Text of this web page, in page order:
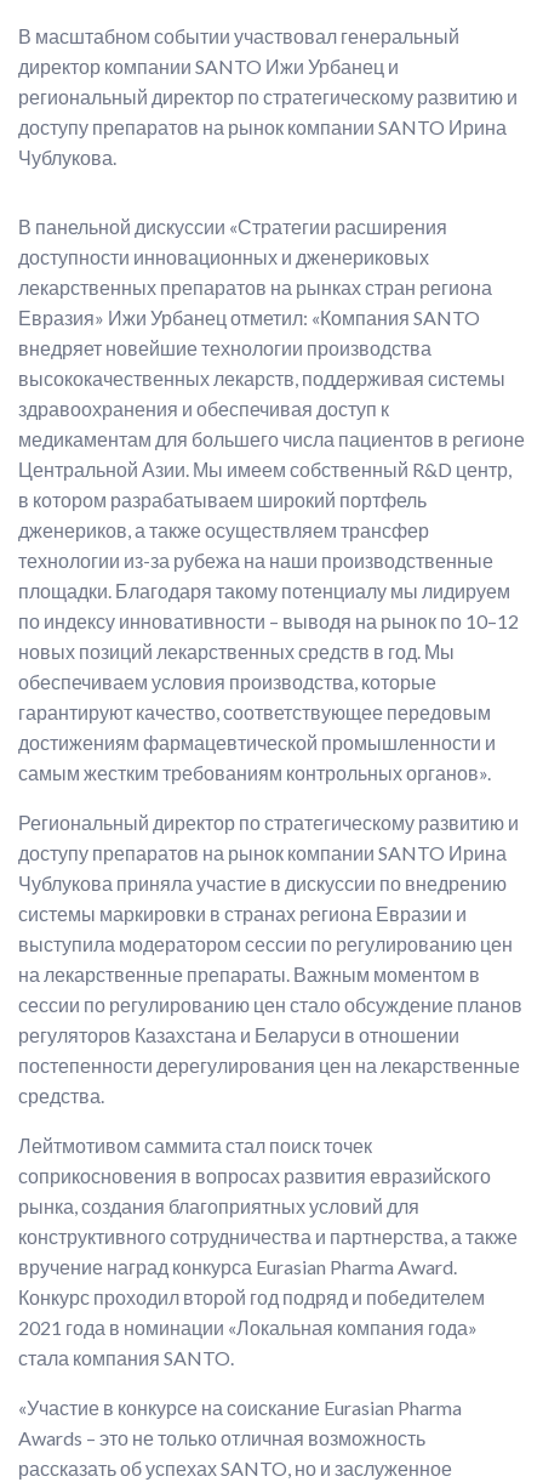
В масштабном событии участвовал генеральный
директор компании SANTO Ижи Урбанец и
региональный директор по стратегическому развитию и
доступу препаратов на рынок компании SANTO Ирина
Чублукова.
В панельной дискуссии «Стратегии расширения
доступности инновационных и дженериковых
лекарственных препаратов на рынках стран региона
Евразия» Ижи Урбанец отметил: «Компания SANTO
внедряет новейшие технологии производства
высококачественных лекарств, поддерживая системы
здравоохранения и обеспечивая доступ к
медикаментам для большего числа пациентов в регионе
Центральной Азии. Мы имеем собственный R&D центр,
в котором разрабатываем широкий портфель
дженериков, а также осуществляем трансфер
технологии из-за рубежа на наши производственные
площадки. Благодаря такому потенциалу мы лидируем
по индексу инновативности – выводя на рынок по 10–12
новых позиций лекарственных средств в год. Мы
обеспечиваем условия производства, которые
гарантируют качество, соответствующее передовым
достижениям фармацевтической промышленности и
самым жестким требованиям контрольных органов».
Региональный директор по стратегическому развитию и
доступу препаратов на рынок компании SANTO Ирина
Чублукова приняла участие в дискуссии по внедрению
системы маркировки в странах региона Евразии и
выступила модератором сессии по регулированию цен
на лекарственные препараты. Важным моментом в
сессии по регулированию цен стало обсуждение планов
регуляторов Казахстана и Беларуси в отношении
постепенности дерегулирования цен на лекарственные
средства.
Лейтмотивом саммита стал поиск точек
соприкосновения в вопросах развития евразийского
рынка, создания благоприятных условий для
конструктивного сотрудничества и партнерства, а также
вручение наград конкурса Eurasian Pharma Award.
Конкурс проходил второй год подряд и победителем
2021 года в номинации «Локальная компания года»
стала компания SANTO.
«Участие в конкурсе на соискание Eurasian Pharma
Awards – это не только отличная возможность
рассказать об успехах SANTO, но и заслуженное